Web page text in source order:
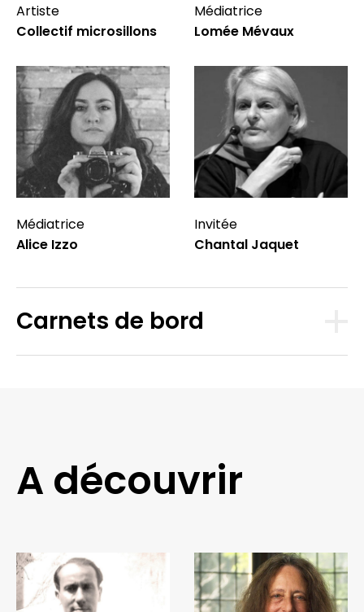
Artiste
Collectif microsillons
Médiatrice
Lomée Mévaux
Médiatrice
Alice Izzo
Invitée
Chantal Jaquet
Carnets de bord
A découvrir